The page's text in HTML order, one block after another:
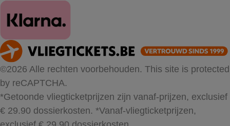
©2026 Alle rechten voorbehouden. This site is protected
by reCAPTCHA.
*Getoonde vliegticketprijzen zijn vanaf-prijzen, exclusief
€ 29.90 dossierkosten. *Vanaf-vliegticketprijzen,